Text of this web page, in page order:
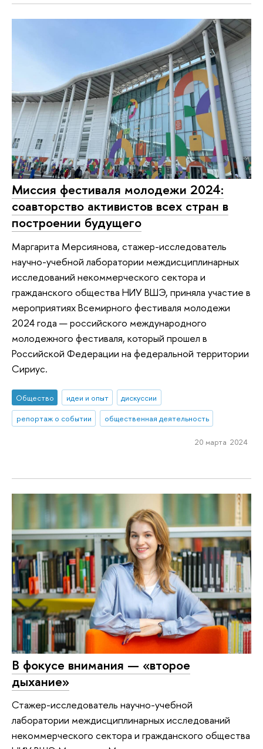
Миссия фестиваля молодежи 2024:
соавторство активистов всех стран в
построении будущего
Маргарита Мерсиянова, стажер-исследователь
научно-учебной лаборатории междисциплинарных
исследований некоммерческого сектора и
гражданского общества НИУ ВШЭ, приняла участие в
мероприятиях Всемирного фестиваля молодежи
2024 года — российского международного
молодежного фестиваля, который прошел в
Российской Федерации на федеральной территории
Сириус.
Общество идеи и опыт
дискуссии
репортаж о событии
общественная деятельность
20 марта 2024
В фокусе внимания — «второе
дыхание»
Стажер-исследователь научно-учебной
лаборатории междисциплинарных исследований
некоммерческого сектора и гражданского общества